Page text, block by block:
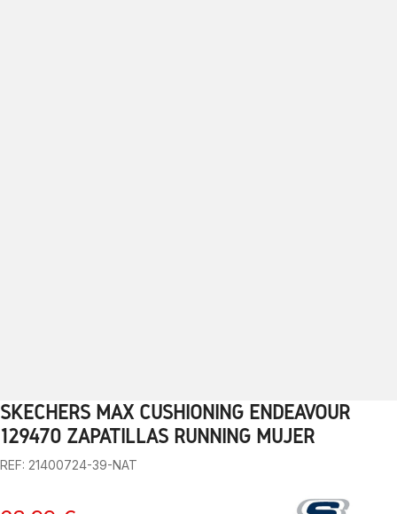
1 2 3 4 5 6 7 8 9 10 11 12
SKECHERS MAX CUSHIONING ENDEAVOUR
129470 ZAPATILLAS RUNNING MUJER
REF: 21400724-39-NAT